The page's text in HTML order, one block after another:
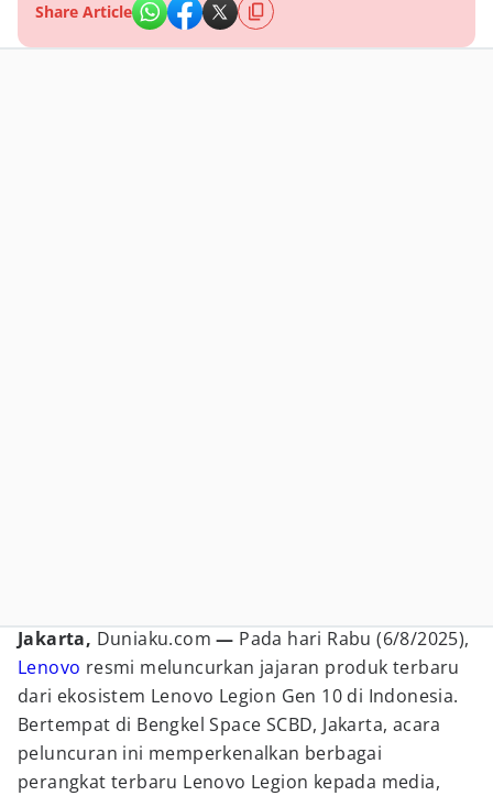
Share Article
Jakarta, Duniaku.com — Pada hari Rabu (6/8/2025),
Lenovo resmi meluncurkan jajaran produk terbaru
dari ekosistem Lenovo Legion Gen 10 di Indonesia.
Bertempat di Bengkel Space SCBD, Jakarta, acara
peluncuran ini memperkenalkan berbagai
perangkat terbaru Lenovo Legion kepada media,